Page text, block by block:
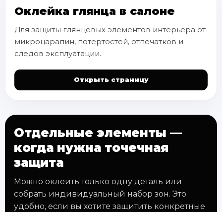
Оклейка глянца в салоне
Для защиты глянцевых элементов интерьера от
микроцарапин, потертостей, отпечатков и
следов эксплуатации.
Открыть страницу
Отдельные элементы —
когда нужна точечная
защита
Можно оклеить только одну деталь или
собрать индивидуальный набор зон. Это
удобно, если вы хотите защитить конкретные